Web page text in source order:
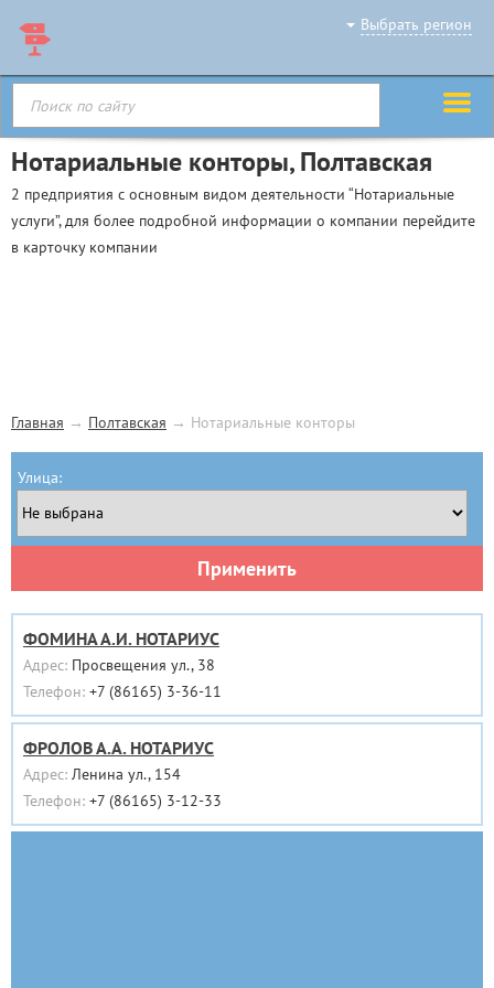
Выбрать регион
Нотариальные конторы, Полтавская
2 предприятия с основным видом деятельности “Нотариальные
услуги”, для более подробной информации о компании перейдите
в карточку компании
Главная → Полтавская → Нотариальные конторы
Улица:
Применить
ФОМИНА А.И. НОТАРИУС
Адрес: Просвещения ул., 38
Телефон: +7 (86165) 3-36-11
ФРОЛОВ А.А. НОТАРИУС
Адрес: Ленина ул., 154
Телефон: +7 (86165) 3-12-33